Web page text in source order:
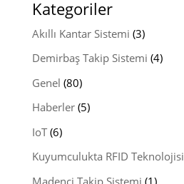
Kategoriler
Akıllı Kantar Sistemi (3)
Demirbaş Takip Sistemi (4)
Genel (80)
Haberler(5)
IoT(6)
Kuyumculukta RFID Teknolojisi
Madenci Takip Sistemi (1)